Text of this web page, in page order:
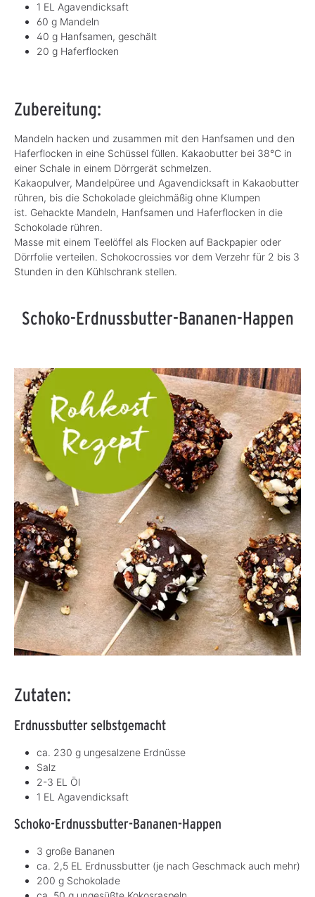
1 EL Agavendicksaft
60 g Mandeln
40 g Hanfsamen, geschält
20 g Haferflocken
Zubereitung:
Mandeln hacken und zusammen mit den Hanfsamen und den
Haferflocken in eine Schüssel füllen. Kakaobutter bei 38°C in
einer Schale in einem Dörrgerät schmelzen.
Kakaopulver, Mandelpüree und Agavendicksaft in Kakaobutter
rühren, bis die Schokolade gleichmäßig ohne Klumpen
ist. Gehackte Mandeln, Hanfsamen und Haferflocken in die
Schokolade rühren.
Masse mit einem Teelöffel als Flocken auf Backpapier oder
Dörrfolie verteilen. Schokocrossies vor dem Verzehr für 2 bis 3
Stunden in den Kühlschrank stellen.
Schoko-Erdnussbutter-Bananen-Happen
Zutaten:
Erdnussbutter selbstgemacht
ca. 230 g ungesalzene Erdnüsse
Salz
2-3 EL Öl
1 EL Agavendicksaft
Schoko-Erdnussbutter-Bananen-Happen
3 große Bananen
ca. 2,5 EL Erdnussbutter (je nach Geschmack auch mehr)
200 g Schokolade